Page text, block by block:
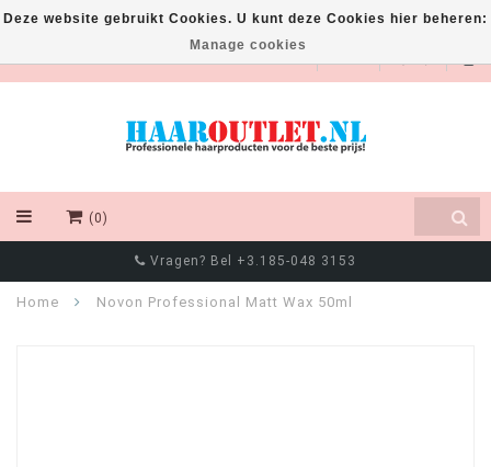
EUR
(0)
Vragen? Bel +3.185-048 3153
Home Novon Professional Matt Wax 50ml
Deze website gebruikt Cookies. U kunt deze Cookies hier beheren:
Manage cookies